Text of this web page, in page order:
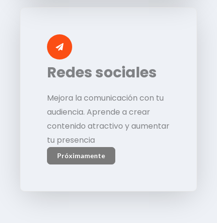
Redes sociales
Mejora la comunicación con tu
audiencia. Aprende a crear
contenido atractivo y aumentar
tu presencia
Próximamente